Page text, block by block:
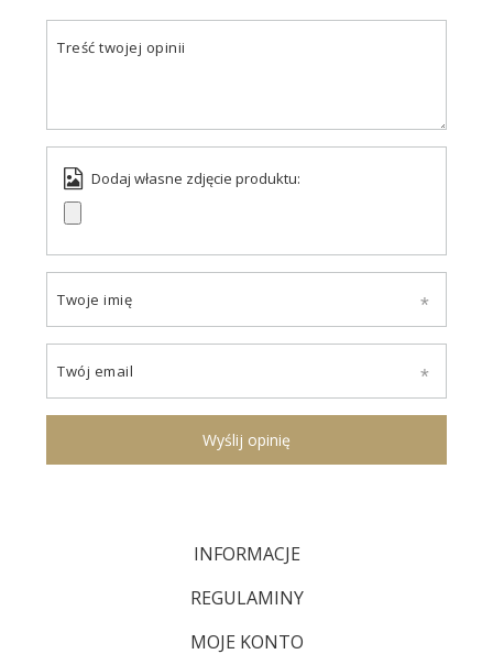
Treść twojej opinii
Dodaj własne zdjęcie produktu:
Twoje imię
Twój email
Wyślij opinię
INFORMACJE
REGULAMINY
MOJE KONTO